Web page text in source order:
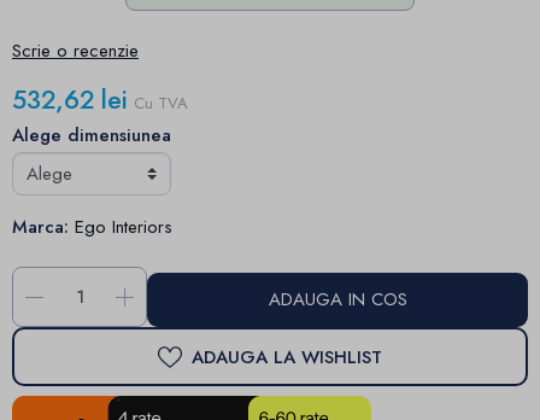
Scrie o recenzie
532,62 lei Cu TVA
Alege dimensiunea
Marca: Ego Interiors
- + ADAUGA IN COS
ADAUGA LA WISHLIST